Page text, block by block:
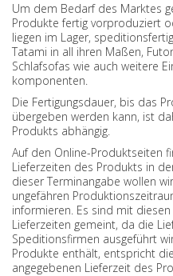
Um dem Bedarf des Marktes
Produkte fertig vorproduziert
liegen im Lager,
Tatami in all ihren Maßen,
Schlafsofas wie auch weitere
komponenten.
Die Fertigungsdauer, bis das
übergeben werden kann, ist
Produkts abhängig.
Auf den Online-Produktseiten
Lieferzeiten des Produkts in
dieser Terminangabe wollen
ungefähren
informieren. Es sind mit
Lieferzeiten gemeint, da die
Speditionsfirmen ausgeführt
Produkte enthält, entspricht
angegebenen Lieferzeit des